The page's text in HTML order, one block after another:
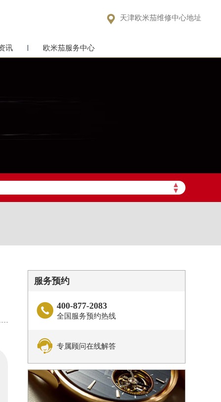
 天津欧米茄维修中心地址
讯 欧米茄服务中心
▲
▼
服务预约
 400-877-2083
全国服务预约热线
 专属顾问在线解答